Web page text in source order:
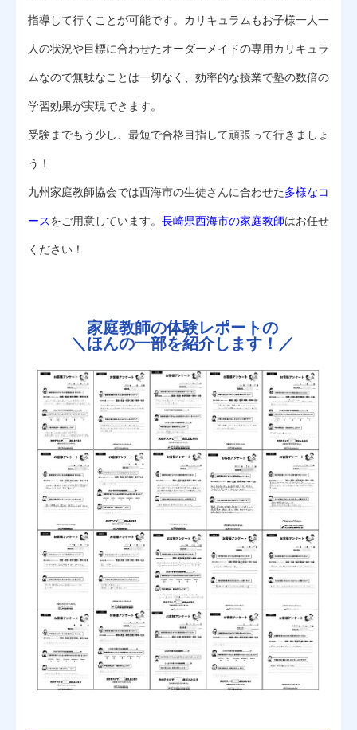
指導して行くことが可能です。カリキュラムもお子様一人一
人の状況や目標に合わせたオーダーメイドの専用カリキュラ
ムなので無駄なことは一切なく、効率的な授業で塾の数倍の
学習効果が実現できます。
受験までもう少し、最短で合格目指して頑張って行きましょ
う！
九州家庭教師協会では西海市の生徒さんに合わせた多様なコ
ースをご用意しています。 長崎県西海市の家庭教師はお任せ
ください！
家庭教師の体験レポートの
＼ほんの一部を紹介します！／